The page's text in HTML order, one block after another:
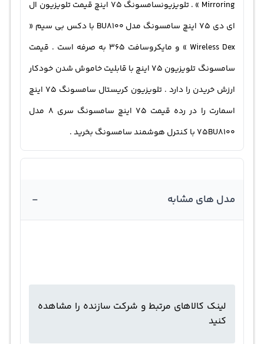
Mirroring » . تلویزیونسامسونگ ۷۵ اینچ قیمت تلویزیون ال
ای دی 75 اینچ سامسونگ مدل BU8100 با دکس بی سیم «
Wireless Dex » و مایکروسافت 365 به صرفه است . قیمت
سامسونگ تلویزیون 75 اینچ با قابلیت خاموش شدن خودکار
ارزش خریدن را دارد . تلویزیون کریستال سامسونگ 75 اینچ
اسمارت را در رده قیمت 75 اینچ سامسونگ سری 8 مدل
75BU8100 با کنترل هوشمند سامسونگ بخرید .
مدل های مشابه -
لینک کالاهای مرتبط و شرکت سازنده را مشاهده
کنید